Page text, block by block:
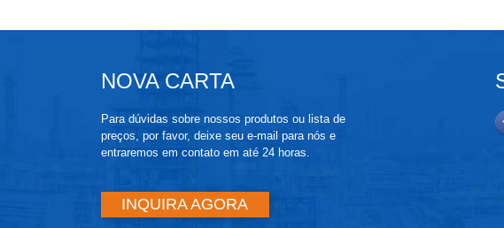
NOVA CARTA
Para dúvidas sobre nossos produtos ou lista de
preços, por favor, deixe seu e-mail para nós e
entraremos em contato em até 24 horas.
INQUIRA AGORA